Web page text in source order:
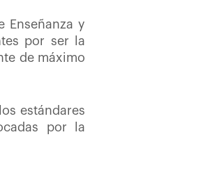
Enseñanza y
por ser la
de máximo
estándares
por la